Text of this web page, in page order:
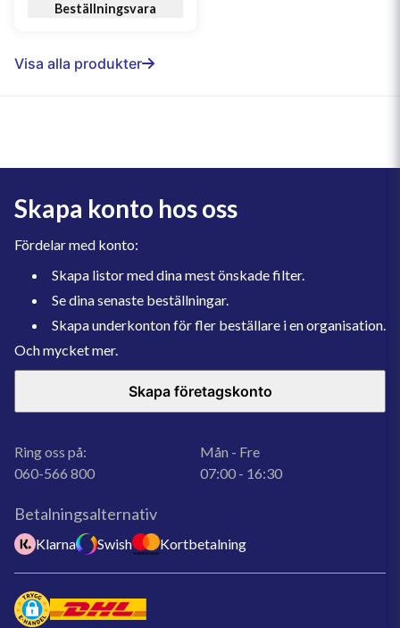
Beställningsvara
Visa alla produkter
Skapa konto hos oss
Fördelar med konto:
Skapa listor med dina mest önskade filter.
Se dina senaste beställningar.
Skapa underkonton för fler beställare i en organisation.
Och mycket mer.
Skapa företagskonto
Ring oss på:
060-566 800
Mån - Fre
07:00 - 16:30
Betalningsalternativ
Klarna Swish Kortbetalning